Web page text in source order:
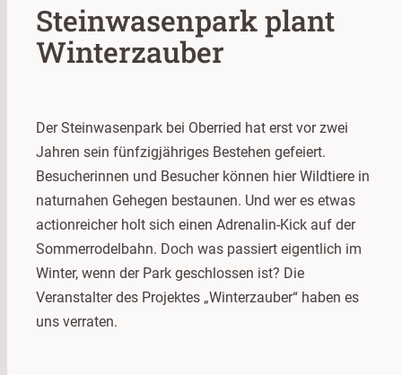
Steinwasenpark plant
Winterzauber
Der Steinwasenpark bei Oberried hat erst vor zwei
Jahren sein fünfzigjähriges Bestehen gefeiert.
Besucherinnen und Besucher können hier Wildtiere in
naturnahen Gehegen bestaunen. Und wer es etwas
actionreicher holt sich einen Adrenalin-Kick auf der
Sommerrodelbahn. Doch was passiert eigentlich im
Winter, wenn der Park geschlossen ist? Die
Veranstalter des Projektes „Winterzauber“ haben es
uns verraten.